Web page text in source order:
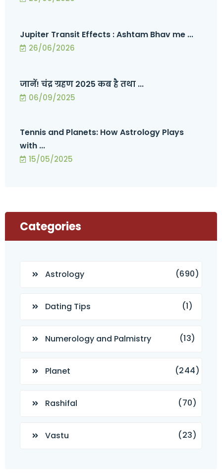
Jupiter Transit Effects : Ashtam Bhav me ...
26/06/2026
जानें! चंद्र ग्रहण 2025 कब है तथा ...
06/09/2025
Tennis and Planets: How Astrology Plays
with ...
15/05/2025
Categories
Astrology (690)
Dating Tips (1)
Numerology and Palmistry (13)
Planet (244)
Rashifal (70)
Vastu (23)